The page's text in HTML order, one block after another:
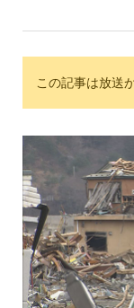
この記事は放送